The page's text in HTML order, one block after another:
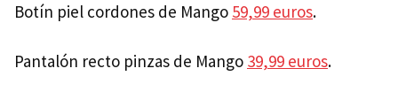
Botín piel cordones de Mango 59,99 euros.
Pantalón recto pinzas de Mango 39,99 euros.